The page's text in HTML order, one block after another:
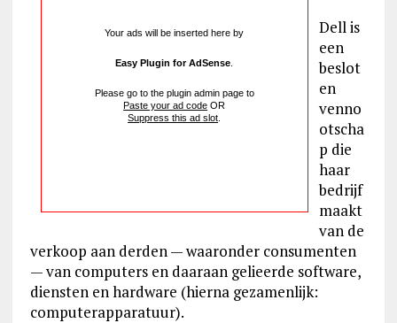
Your ads will be inserted here by
Easy Plugin for AdSense
Please go to the plugin admin page to
Paste your ad code OR
Suppress this ad slot
Dell is
een
beslot
en
venno
otscha
p die
haar
bedrijf
maakt
van de
verkoop aan derden — waaronder consumenten
— van computers en daaraan gelieerde software,
diensten en hardware (hierna gezamenlijk:
computerapparatuur).